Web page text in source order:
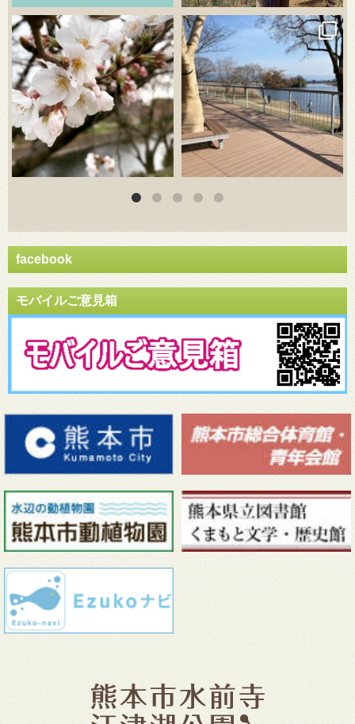
3月 20 3月 18
facebook
モバイルご意見箱